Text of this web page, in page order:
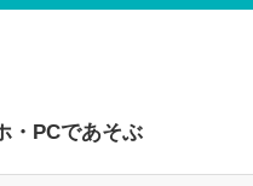
・PCであそぶ